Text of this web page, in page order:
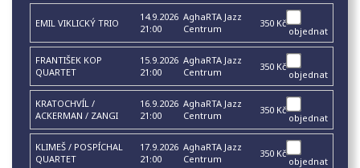
EMIL VIKLICKÝ TRIO
14.9.2026
21:00
AghaRTA Jazz
Centrum
350 Kč
objednat
FRANTIŠEK KOP
QUARTET
15.9.2026
21:00
AghaRTA Jazz
Centrum
350 Kč
objednat
KRATOCHVÍL /
ACKERMAN / ZANGI
16.9.2026
21:00
AghaRTA Jazz
Centrum
350 Kč
objednat
KLIMEŠ / POSPÍCHAL
QUARTET
17.9.2026
21:00
AghaRTA Jazz
Centrum
350 Kč
objednat